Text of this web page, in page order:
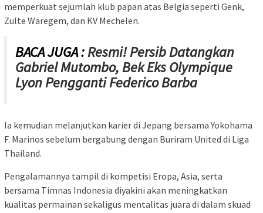
memperkuat sejumlah klub papan atas Belgia seperti Genk,
Zulte Waregem, dan KV Mechelen.
BACA JUGA :Resmi! Persib Datangkan
Gabriel Mutombo, Bek Eks Olympique
Lyon Pengganti Federico Barba
Ia kemudian melanjutkan karier di Jepang bersama Yokohama
F. Marinos sebelum bergabung dengan Buriram United di Liga
Thailand.
Pengalamannya tampil di kompetisi Eropa, Asia, serta
bersama Timnas Indonesia diyakini akan meningkatkan
kualitas permainan sekaligus mentalitas juara di dalam skuad